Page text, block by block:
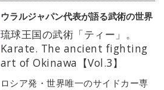
その成功の影には、ブラド氏が生涯
を通して嗜む「武術」があった。
Vol.4ではヒトが達人になるためにも
っとも必要なことについて紹介いた
だいた。
琉球王国の武術「ティー」。
Karate. The ancient fighting
art of Okinawa【Vol.3】
ロシア発・世界唯一のサイドカー専
ウラルジャパン代表が語る武術の世界